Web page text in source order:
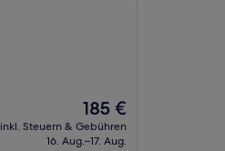
Der
Preis
beträgt
185 €
inkl. Steuern & Gebühren
16. Aug.–17. Aug.